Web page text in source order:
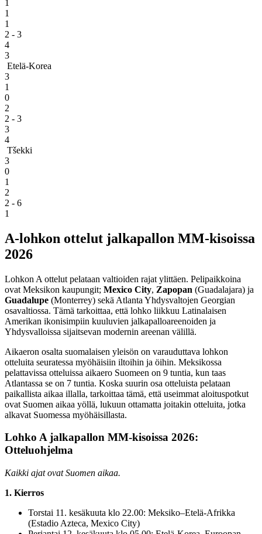
1
1
1
2 - 3
4
3
Etelä-Korea
3
1
0
2
2 - 3
3
4
Tšekki
3
0
1
2
2 - 6
1
A-lohkon ottelut jalkapallon MM-kisoissa
2026
Lohkon A ottelut pelataan valtioiden rajat ylittäen. Pelipaikkoina
ovat Meksikon kaupungit; Mexico City, Zapopan (Guadalajara) ja
Guadalupe (Monterrey) sekä Atlanta Yhdysvaltojen Georgian
osavaltiossa. Tämä tarkoittaa, että lohko liikkuu Latinalaisen
Amerikan ikonisimpiin kuuluvien jalkapalloareenoiden ja
Yhdysvalloissa sijaitsevan modernin areenan välillä.
Aikaeron osalta suomalaisen yleisön on varauduttava lohkon
otteluita seuratessa myöhäisiin iltoihin ja öihin. Meksikossa
pelattavissa otteluissa aikaero Suomeen on 9 tuntia, kun taas
Atlantassa se on 7 tuntia. Koska suurin osa otteluista pelataan
paikallista aikaa illalla, tarkoittaa tämä, että useimmat aloituspotkut
ovat Suomen aikaa yöllä, lukuun ottamatta joitakin otteluita, jotka
alkavat Suomessa myöhäisillasta.
Lohko A jalkapallon MM-kisoissa 2026:
Otteluohjelma
Kaikki ajat ovat Suomen aikaa.
1. Kierros
Torstai 11. kesäkuuta klo 22.00: Meksiko–Etelä-Afrikka
(Estadio Azteca, Mexico City)